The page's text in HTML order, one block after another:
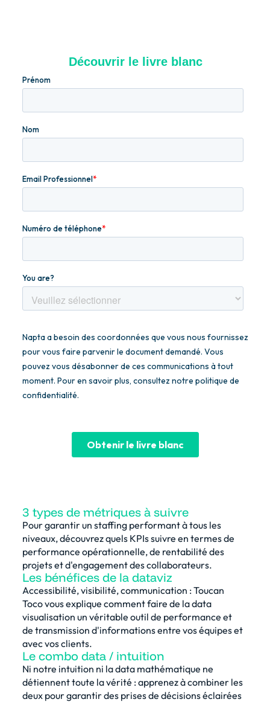
3 types de métriques à suivre
Pour garantir un staffing performant à tous les
niveaux, découvrez quels KPIs suivre en termes de
performance opérationnelle, de rentabilité des
projets et d'engagement des collaborateurs.
Les bénéfices de la dataviz
Accessibilité, visibilité, communication : Toucan
Toco vous explique comment faire de la data
visualisation un véritable outil de performance et
de transmission d'informations entre vos équipes et
avec vos clients.
Le combo data / intuition
Ni notre intuition ni la data mathématique ne
détiennent toute la vérité : apprenez à combiner les
deux pour garantir des prises de décisions éclairées